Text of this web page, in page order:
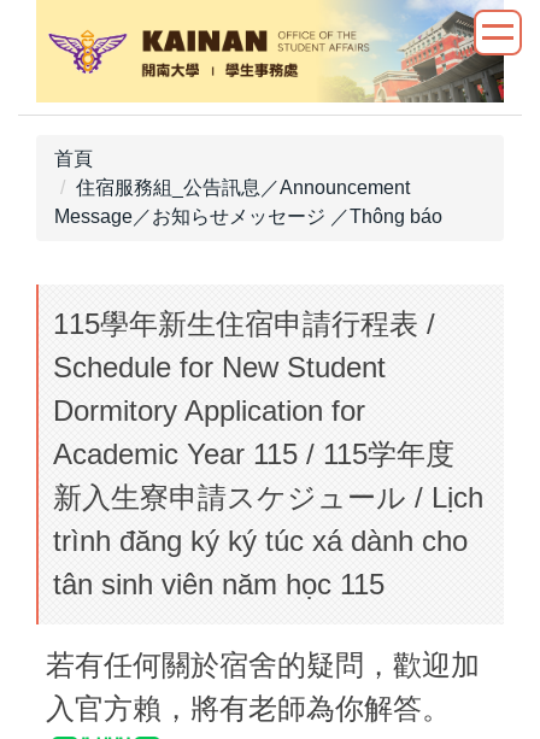
首頁
住宿服務組_公告訊息／Announcement
Message／お知らせメッセージ ／Thông báo
115學年新生住宿申請行程表 /
Schedule for New Student
Dormitory Application for
Academic Year 115 / 115学年度
新入生寮申請スケジュール / Lịch
trình đăng ký ký túc xá dành cho
tân sinh viên năm học 115
若有任何關於宿舍的疑問，歡迎加
入官方賴，將有老師為你解答。